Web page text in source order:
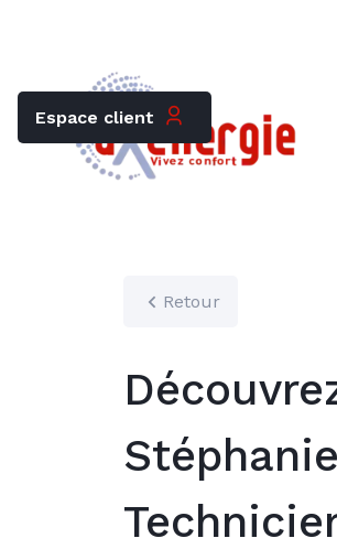
Espace client
Retour
Stéphanie